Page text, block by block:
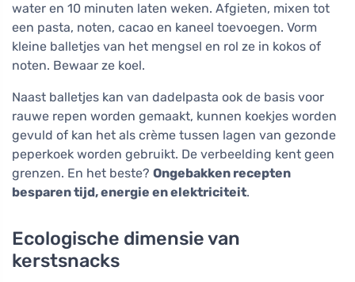
water en 10 minuten laten weken. Afgieten, mixen tot
een pasta, noten, cacao en kaneel toevoegen. Vorm
kleine balletjes van het mengsel en rol ze in kokos of
noten. Bewaar ze koel.
Naast balletjes kan van dadelpasta ook de basis voor
rauwe repen worden gemaakt, kunnen koekjes worden
gevuld of kan het als crème tussen lagen van gezonde
peperkoek worden gebruikt. De verbeelding kent geen
grenzen. En het beste? Ongebakken recepten
besparen tijd, energie en elektriciteit.
Ecologische dimensie van
kerstsnacks